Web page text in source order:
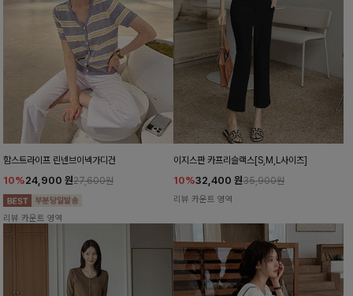
함스트라이프 린넨브이넥가디건
10%24,900 원27,600원
리뷰 카운트 영역
이지스판 카프리슬랙스[S,M,L사이즈]
10%32,400 원35,900원
리뷰 카운트 영역